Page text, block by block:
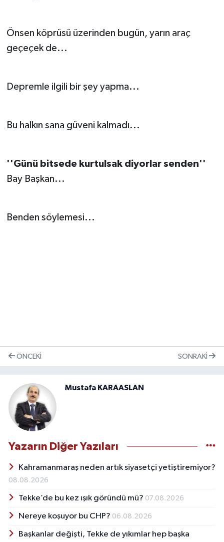
Önsen köprüsü üzerinden bugün, yarın araç
geçeçek de...
Depremle ilgili bir şey yapma...
Bu halkın sana güveni kalmadı...
''Günü bitsede kurtulsak diyorlar senden''
Bay Başkan...
Benden söylemesi...
ÖNCEKI SONRAKI
Mustafa KARAASLAN
Yazarın Diğer Yazıları
Kahramanmaraş neden artık siyasetçi yetiştiremiyor?
08.08.2026
Tekke’de bu kez ışık göründü mü? 07.08.2026
Nereye koşuyor bu CHP? 06.08.2026
Başkanlar değişti, Tekke de yıkımlar hep başka